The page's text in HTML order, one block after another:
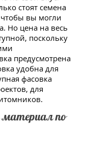
стоят семена
вы могли
Но цена на весь
поскольку
предусмотрена
удобна для
фасовка
для
материал по